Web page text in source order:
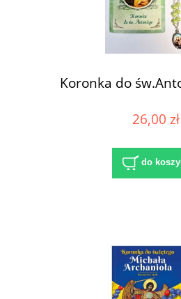
Koronka do
26,00 zł
do